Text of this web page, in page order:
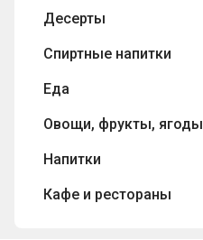
Десерты
Спиртные напитки
Еда
Овощи, фрукты, ягоды
Напитки
Кафе и рестораны